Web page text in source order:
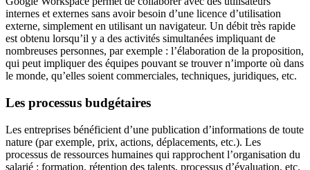
internes et externes sans avoir besoin d’une licence d’utilisation
externe, simplement en utilisant un navigateur. Un débit très rapide
est obtenu lorsqu’il y a des activités simultanées impliquant de
nombreuses personnes, par exemple : l’élaboration de la proposition,
qui peut impliquer des équipes pouvant se trouver n’importe où dans
le monde, qu’elles soient commerciales, techniques, juridiques, etc.
Les processus budgétaires
Les entreprises bénéficient d’une publication d’informations de toute
nature (par exemple, prix, actions, déplacements, etc.). Les
processus de ressources humaines qui rapprochent l’organisation du
salarié : formation, rétention des talents, processus d’évaluation, etc.